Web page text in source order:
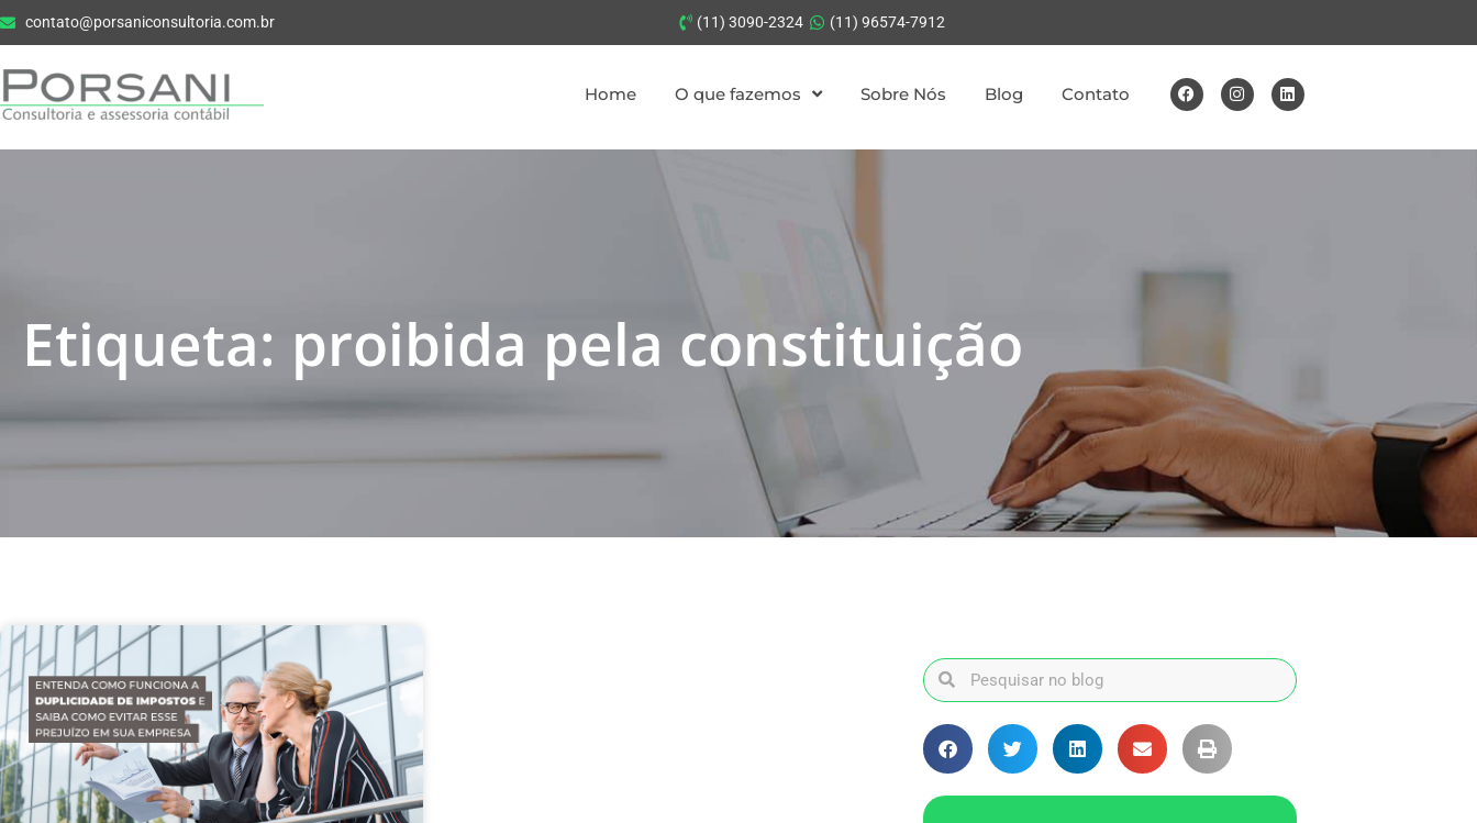
contato@porsaniconsultoria.com.br (11) 3090-2324 (11) 96574-7912
Home O que fazemos Sobre Nós Blog Contato
Etiqueta: proibida pela constituição